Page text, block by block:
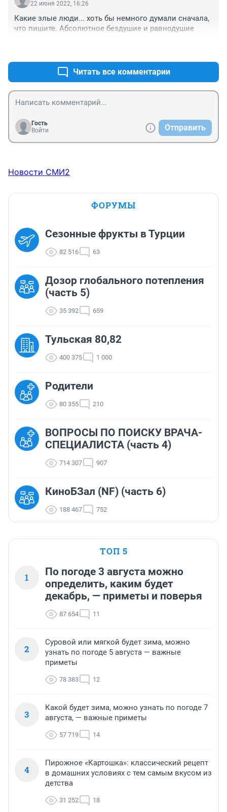
22 июня 2022, 16:26
Какие злые люди... хоть бы немного думали сначала,
что пишите. Абсолютное бездушие и равнодушие
Читать все комментарии
Гость
Войти
Отправить
Новости СМИ2
ФОРУМЫ
Сезонные фрукты в Турции
82 516 63
Дозор глобального потепления
(часть 5)
35 392 659
Тульская 80,82
400 375 1 000
Родители
80 355 210
ВОПРОСЫ ПО ПОИСКУ ВРАЧА-
СПЕЦИАЛИСТА (часть 4)
714 307 907
КиноБЗал (NF) (часть 6)
188 467 752
ТОП 5
1
По погоде 3 августа можно
определить, каким будет
декабрь, — приметы и поверья
87 654 11
2
Суровой или мягкой будет зима, можно
узнать по погоде 5 августа — важные
приметы
78 383 12
3
Какой будет зима, можно узнать по погоде 7
августа, — важные приметы
57 719 14
4
Пирожное «Картошка»: классический рецепт
в домашних условиях с тем самым вкусом из
детства
31 252 18